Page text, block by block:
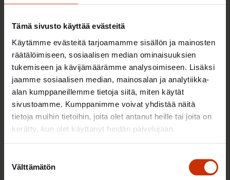
Tämä sivusto käyttää evästeitä
Käytämme evästeitä tarjoamamme sisällön ja mainosten
räätälöimiseen, sosiaalisen median ominaisuuksien
tukemiseen ja kävijämäärämme analysoimiseen. Lisäksi
jaamme sosiaalisen median, mainosalan ja analytiikka-
alan kumppaneillemme tietoja siitä, miten käytät
sivustoamme. Kumppanimme voivat yhdistää näitä
tietoja muihin tietoihin, joita olet antanut heille tai joita on
kerätty, kun olet käyttänyt heidän palvelujaan.
valinta
Välttämätön
2.6.2026 11:00
hyvinvoiva työelämä on yhteinen asia